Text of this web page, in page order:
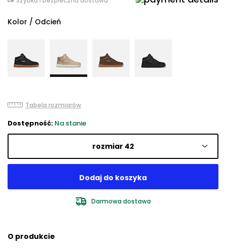
Kolor / Odcień
Tabela rozmiarów
Dostępność: Na stanie
rozmiar 42
Darmowa dostawa
O produkcie